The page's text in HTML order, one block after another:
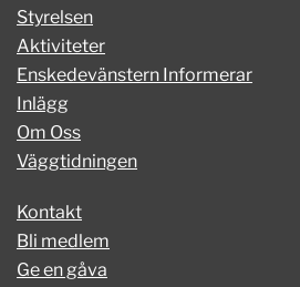
Styrelsen
Aktiviteter
Enskedevänstern Informerar
Inlägg
Om Oss
Väggtidningen
Kontakt
Bli medlem
Ge en gåva